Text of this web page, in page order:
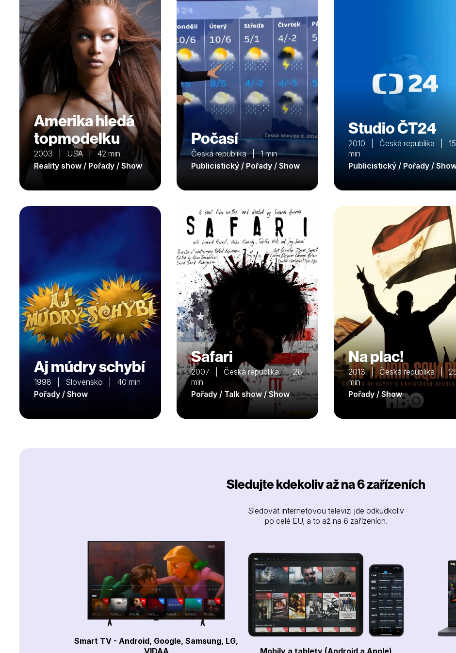
Amerika hledá
topmodelku
2003 | USA | 42 min
Reality show / Pořady / Show
Počasí
Česká republika | 1 min
Publicistický / Pořady / Show
Studio ČT24
2010 | Česká republika |
min
Publicistický / Pořady /
Aj múdry schybí
1998 | Slovensko | 40 min
Pořady / Show
Safari
2007 | Česká republika | 26
min
Pořady / Talk show / Show
Na plac!
2013 | Česká republika |
min
Pořady / Show
Sledujte kdekoliv až na 6 zařízeních
Sledovat internetovou televizi jde odkudkoliv
po celé EU, a to až na 6 zařízeních.
Smart TV - Android, Google, Samsung, LG,
VIDAA
Mobily a tablety (Android a Apple)